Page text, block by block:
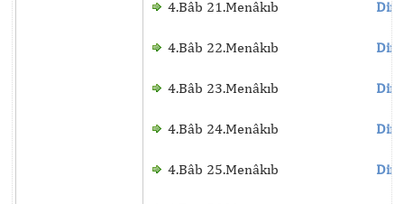
4.Bâb 21.Menâkıb
4.Bâb 22.Menâkıb
4.Bâb 23.Menâkıb
4.Bâb 24.Menâkıb
4.Bâb 25.Menâkıb